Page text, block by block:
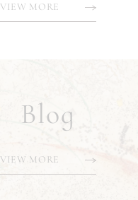
VIEW MORE
Blog
VIEW MORE